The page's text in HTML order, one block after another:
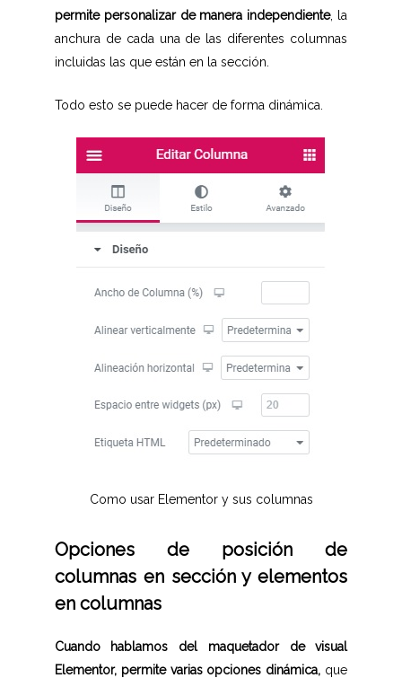
permite personalizar de manera independiente, la
anchura de cada una de las diferentes columnas
incluidas las que están en la sección.
Todo esto se puede hacer de forma dinámica.
Como usar Elementor y sus columnas
Opciones de posición de
columnas en sección y elementos
en columnas
Cuando hablamos del maquetador de visual
Elementor, permite varias opciones dinámica, que